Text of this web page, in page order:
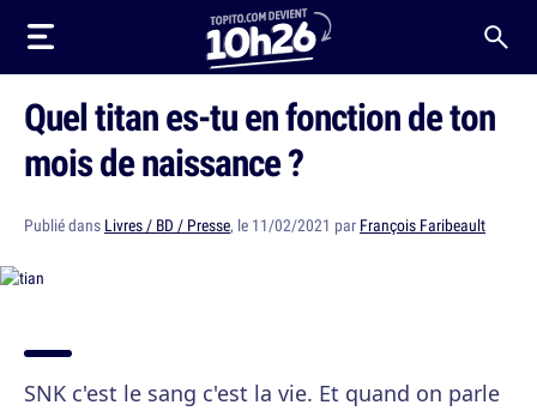
Quel titan es-tu en fonction de ton
mois de naissance ?
Publié dans Livres / BD / Presse, le 11/02/2021 par François Faribeault
SNK c'est le sang c'est la vie. Et quand on parle